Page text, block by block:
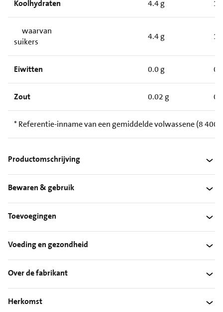
Koolhydraten 4.4 g
waarvan
suikers
4.4 g
Eiwitten 0.0 g
Zout 0.02 g
* Referentie-inname van een gemiddelde volwassene (8 400
Productomschrijving
Bewaren & gebruik
Toevoegingen
Voeding en gezondheid
Over de fabrikant
Herkomst